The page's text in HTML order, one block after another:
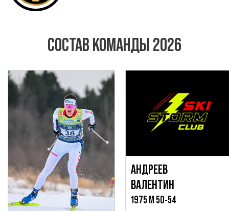
СОСТАВ КОМАНДЫ 2026
АНДРЕЕВ
ВАЛЕНТИН
1975 М 50-54